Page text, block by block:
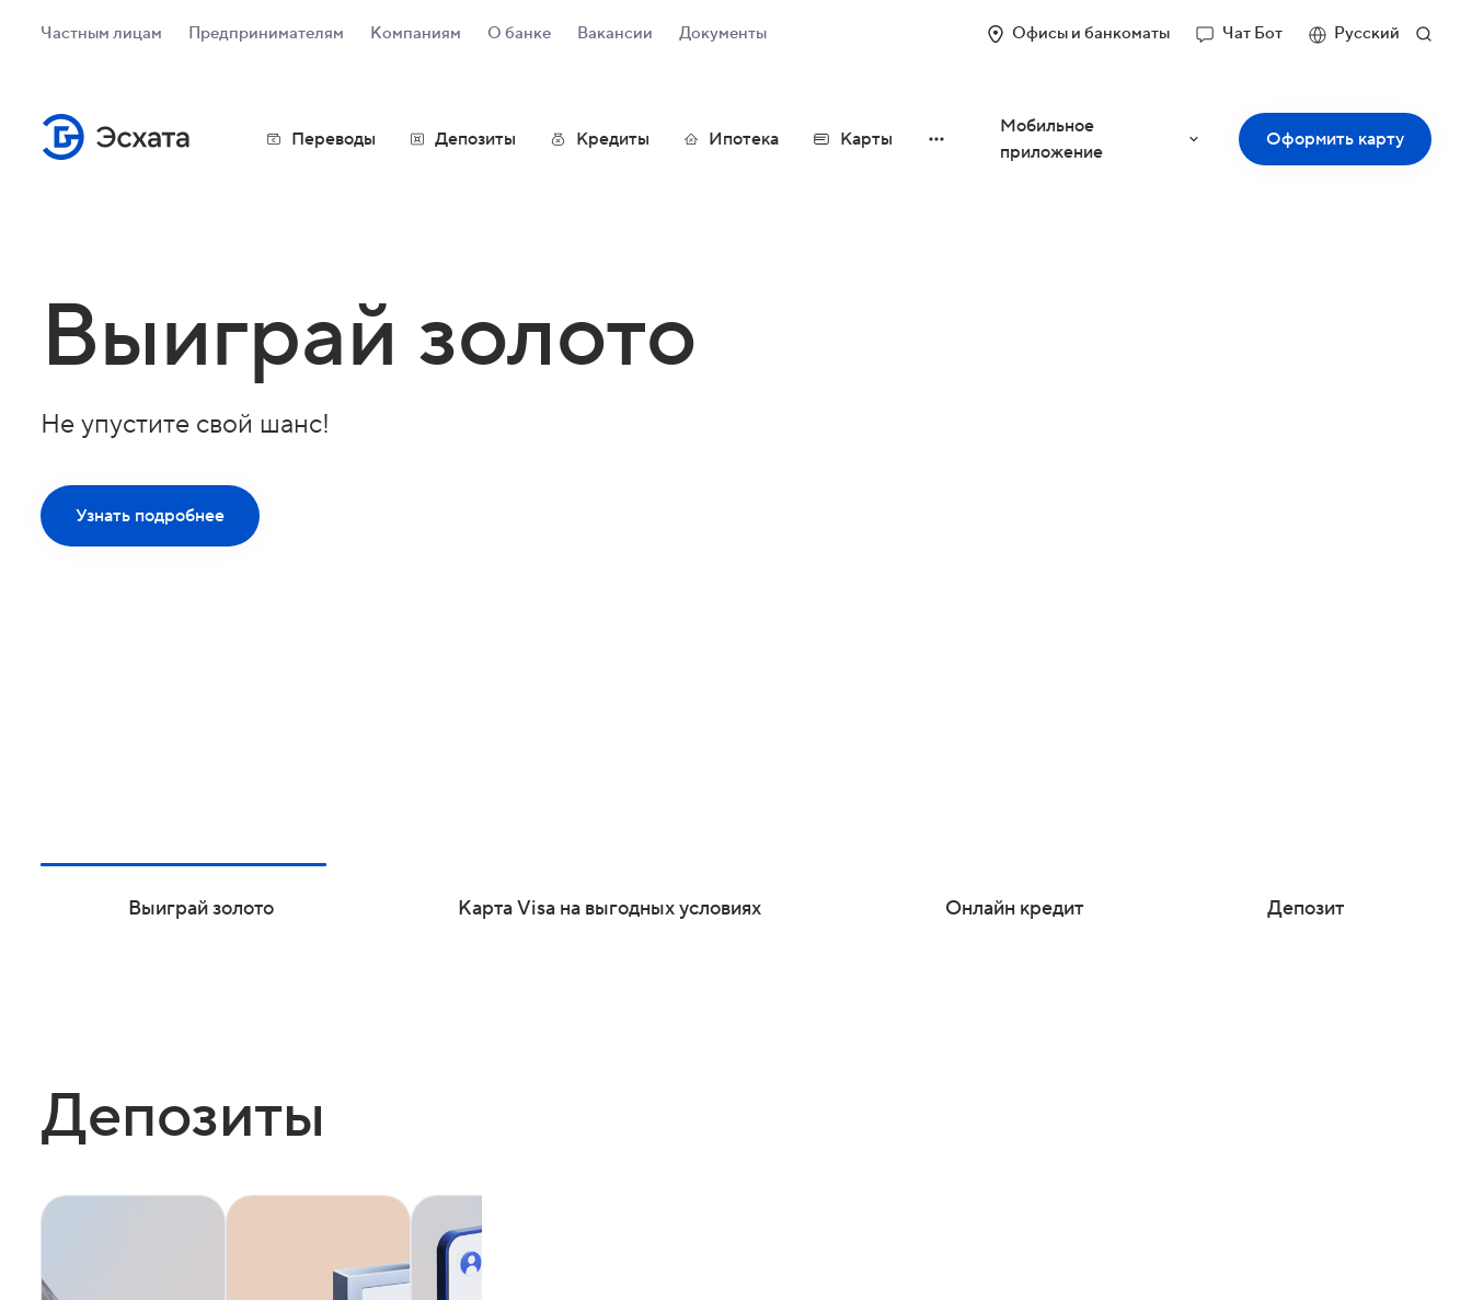
Частным лицам Предпринимателям Компаниям О банке Вакансии Документы Офисы и банкоматы Чат Бот Русский
Переводы Депозиты Кредиты Ипотека Карты
Мобильное
приложение
Оформить карту
Карты
Visa Platinum
Выиграй золото Карта Visa на выгодных условиях Онлайн кредит Депозит
Депозиты